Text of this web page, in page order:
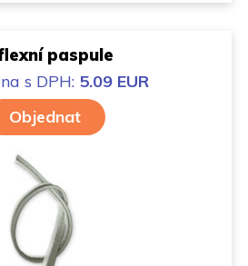
paspule
s DPH: 5.09 EUR
Objednat